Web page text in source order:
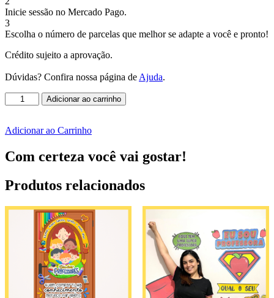
Inicie sessão no Mercado Pago.
3
Escolha o número de parcelas que melhor se adapte a você e pronto!
Crédito sujeito a aprovação.
Dúvidas? Confira nossa página de Ajuda.
Óculos
–
do
quantidade
Adicionar ao carrinho
Adicionar ao Carrinho
Com certeza você vai gostar!
Produtos relacionados